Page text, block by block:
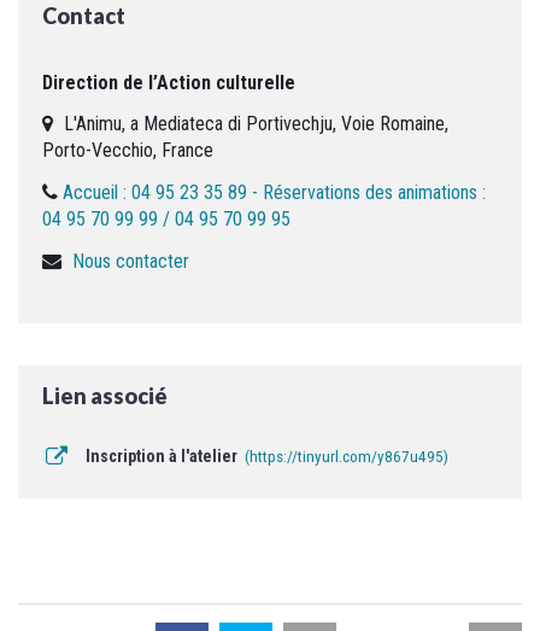
Contact
Direction de l’Action culturelle
L'Animu, a Mediateca di Portivechju, Voie Romaine,
Porto-Vecchio, France
Accueil : 04 95 23 35 89 - Réservations des animations :
04 95 70 99 99 / 04 95 70 99 95
Nous contacter
Lien associé
Inscription à l'atelier https://tinyurl.com/y867u495